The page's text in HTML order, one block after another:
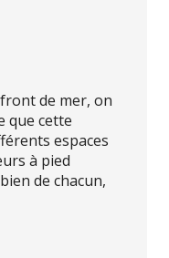
de mer, on
que cette
espaces
à pied
de chacun,